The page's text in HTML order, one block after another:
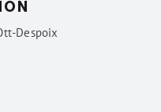
Despoix